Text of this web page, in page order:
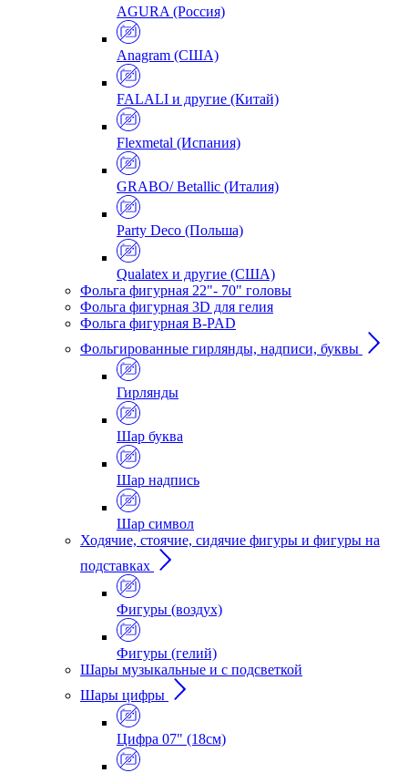
AGURA (Россия)
Anagram (США)
FALALI и другие (Китай)
Flexmetal (Испания)
GRABO/ Betallic (Италия)
Party Deco (Польша)
Qualatex и другие (США)
Фольга фигурная 22"- 70" головы
Фольга фигурная 3D для гелия
Фольга фигурная B-PAD
Фольгированные гирлянды, надписи, буквы
Гирлянды
Шар буква
Шар надпись
Шар символ
Ходячие, стоячие, сидячие фигуры и фигуры на
подставках
Фигуры (воздух)
Фигуры (гелий)
Шары музыкальные и с подсветкой
Шары цифры
Цифра 07" (18см)